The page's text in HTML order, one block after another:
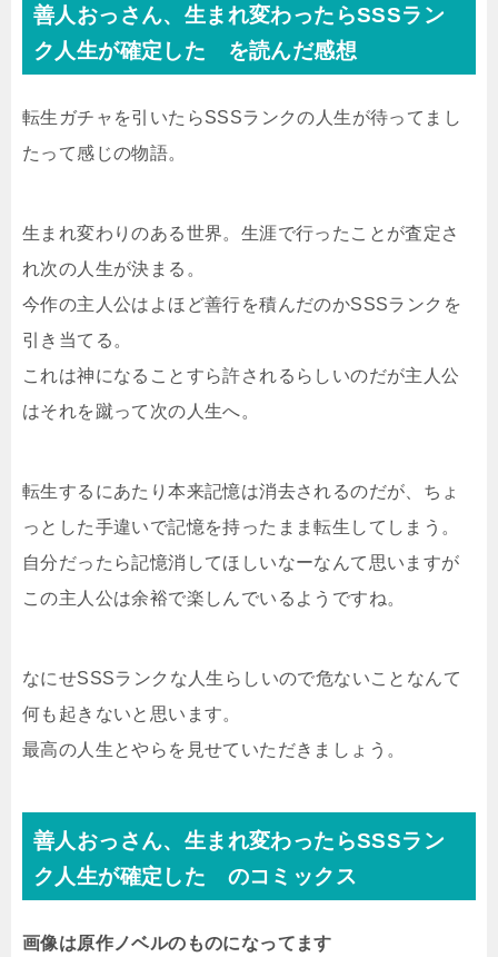
善人おっさん、生まれ変わったらSSSラン
ク人生が確定した を読んだ感想
転生ガチャを引いたらSSSランクの人生が待ってまし
たって感じの物語。
生まれ変わりのある世界。生涯で行ったことが査定さ
れ次の人生が決まる。
今作の主人公はよほど善行を積んだのかSSSランクを
引き当てる。
これは神になることすら許されるらしいのだが主人公
はそれを蹴って次の人生へ。
転生するにあたり本来記憶は消去されるのだが、ちょ
っとした手違いで記憶を持ったまま転生してしまう。
自分だったら記憶消してほしいなーなんて思いますが
この主人公は余裕で楽しんでいるようですね。
なにせSSSランクな人生らしいので危ないことなんて
何も起きないと思います。
最高の人生とやらを見せていただきましょう。
善人おっさん、生まれ変わったらSSSラン
ク人生が確定した のコミックス
画像は原作ノベルのものになってます